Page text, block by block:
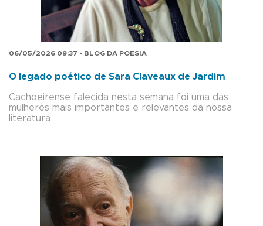
06/05/2026 09:37 - BLOG DA POESIA
O legado poético de Sara Claveaux de Jardim
Cachoeirense falecida nesta semana foi uma das
mulheres mais importantes e relevantes da nossa
literatura